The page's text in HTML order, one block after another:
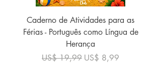
Caderno de Atividades para as
Férias - Português como Língua de
Herança
Preço normal
US$ 19,99 Preço promocional
US$ 8,99